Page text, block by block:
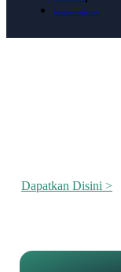
Info@namooupvc.com
Dapatkan Disini >